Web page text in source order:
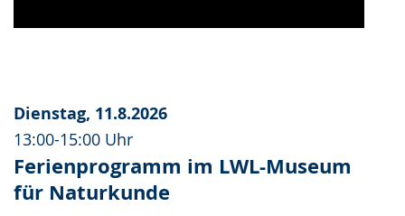
Dienstag, 11.8.2026
13:00-15:00 Uhr
Ferienprogramm im LWL-Museum
für Naturkunde